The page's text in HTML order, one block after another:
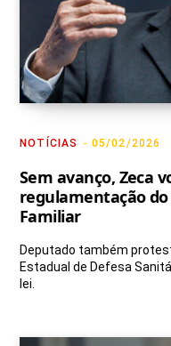
NOTÍCIAS 05/02/2026
Sem avanço, Zeca
regulamentação
Familiar
Deputado também
Estadual de Defesa
lei.